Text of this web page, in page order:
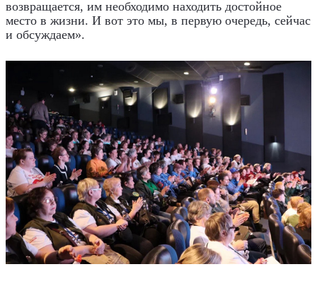
возвращается, им необходимо находить достойное
место в жизни. И вот это мы, в первую очередь, сейчас
и обсуждаем».